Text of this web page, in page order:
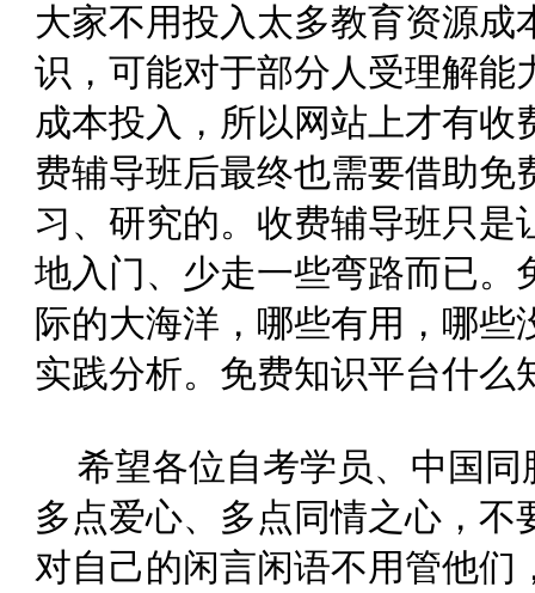
大家不用投入太多教育资源成
识，可能对于部分人受理解能
成本投入，所以网站上才有收
费辅导班后最终也需要借助免
习、研究的。收费辅导班只是
地入门、少走一些弯路而已。
际的大海洋，哪些有用，哪些
实践分析。免费知识平台什么
希望各位自考学员、中国
多点爱心、多点同情之心，不
对自己的闲言闲语不用管他们